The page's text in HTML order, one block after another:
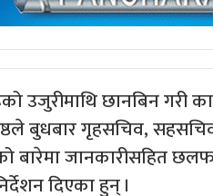
उजुरीमाथि छानबिन गरी
बुधबार गृहसचिव,
बारेमा जानकारीसहित
दिएका हुन् ।